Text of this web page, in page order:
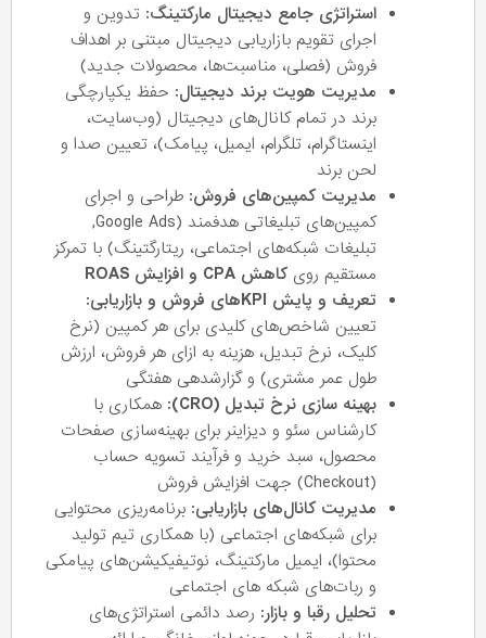
استراتژی جامع دیجیتال مارکتینگ: تدوین و
اجرای تقویم بازاریابی دیجیتال مبتنی بر اهداف
فروش (فصلی، مناسبت‌ها، محصولات جدید)
مدیریت هویت برند دیجیتال: حفظ یکپارچگی
برند در تمام کانال‌های دیجیتال (وب‌سایت،
اینستاگرام، تلگرام، ایمیل، پیامک)، تعیین صدا و
لحن برند
مدیریت کمپین‌های فروش: طراحی و اجرای
کمپین‌های تبلیغاتی هدفمند (Google Ads,
تبلیغات شبکه‌های اجتماعی، ریتارگتینگ) با تمرکز
مستقیم روی کاهش CPA و افزایش ROAS
تعریف و پایش KPIهای فروش و بازاریابی:
تعیین شاخص‌های کلیدی برای هر کمپین (نرخ
کلیک، نرخ تبدیل، هزینه به ازای هر فروش، ارزش
طول عمر مشتری) و گزارشدهی هفتگی
بهینه سازی نرخ تبدیل (CRO):
همکاری با
کارشناس سئو و دیزاینر برای بهینه‌سازی صفحات
محصول، سبد خرید و فرآیند تسویه حساب
(Checkout) جهت افزایش فروش
مدیریت کانال‌های بازاریابی: برنامه‌ریزی محتوایی
برای شبکه‌های اجتماعی (با همکاری تیم تولید
محتوا)، ایمیل مارکتینگ، نوتیفیکیشن‌های پیامکی
و ربات‌های شبکه های اجتماعی
تحلیل رقبا و بازار: رصد دائمی استراتژی‌های